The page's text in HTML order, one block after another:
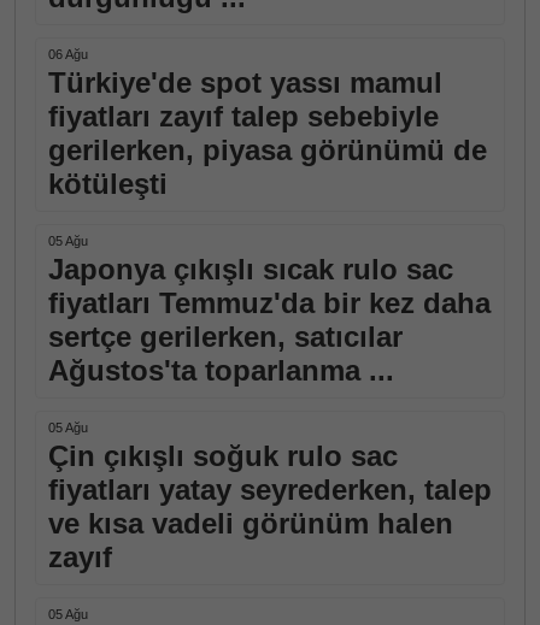
06 Ağu
Türkiye'de spot yassı mamul
fiyatları zayıf talep sebebiyle
gerilerken, piyasa görünümü de
kötüleşti
05 Ağu
Japonya çıkışlı sıcak rulo sac
fiyatları Temmuz'da bir kez daha
sertçe gerilerken, satıcılar
Ağustos'ta toparlanma ...
05 Ağu
Çin çıkışlı soğuk rulo sac
fiyatları yatay seyrederken, talep
ve kısa vadeli görünüm halen
zayıf
05 Ağu